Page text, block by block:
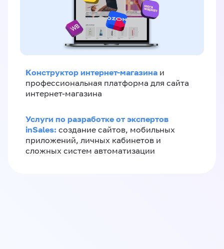
Конструктор интернет-магазина и
профессиональная платформа для сайта
интернет-магазина
Услуги по разработке от экспертов
inSales: создание сайтов, мобильных
приложений, личных кабинетов и
сложных систем автоматизации